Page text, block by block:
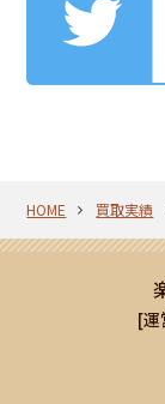
HOME 買取実績
[運